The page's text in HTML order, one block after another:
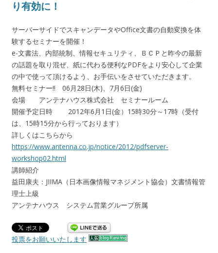
り有効に！
サーバーサイドでスキャンデータやOffice文書の自動変換を体
験するセミナーを開催！
e-文書法、内部統制、情報セキュリティ、ＢＣＰと昨今の最新
の話題を取り混ぜ、紙に代わる便利なPDFをより安心して企業
の中で使って頂けるよう、お手伝いをさせていただきます。
無料セミナー!! 06月28日(木)、7月6日(金)
会場 アンテナハウス株式会社 セミナールーム
開催予定日時 2012年6月1日(金）15時30分～17時（受付
は、15時15分から行っております）
詳しくはこちらから
https://www.antenna.co.jp/notice/2012/pdfserver-
workshop02.html
講師紹介
益田康夫：JIIMA（日本画像情報マネジメント協会）文書情報管
理士上級
アンテナハウス システム営業グループ所属
投票をお願いいたします